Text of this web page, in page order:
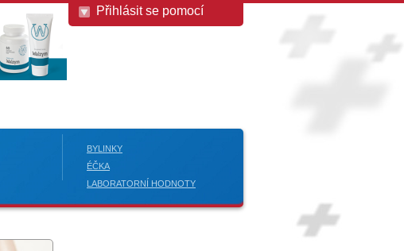
Přihlásit se pomocí
BYLINKY
ÉČKA
LABORATORNÍ HODNOTY